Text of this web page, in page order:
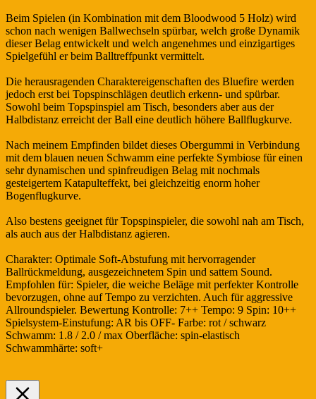
Beim Spielen (in Kombination mit dem Bloodwood 5 Holz) wird
schon nach wenigen Ballwechseln spürbar, welch große Dynamik
dieser Belag entwickelt und welch angenehmes und einzigartiges
Spielgefühl er beim Balltreffpunkt vermittelt.
Die herausragenden Charaktereigenschaften des Bluefire werden
jedoch erst bei Topspinschlägen deutlich erkenn- und spürbar.
Sowohl beim Topspinspiel am Tisch, besonders aber aus der
Halbdistanz erreicht der Ball eine deutlich höhere Ballflugkurve.
Nach meinem Empfinden bildet dieses Obergummi in Verbindung
mit dem blauen neuen Schwamm eine perfekte Symbiose für einen
sehr dynamischen und spinfreudigen Belag mit nochmals
gesteigertem Katapulteffekt, bei gleichzeitig enorm hoher
Bogenflugkurve.
Also bestens geeignet für Topspinspieler, die sowohl nah am Tisch,
als auch aus der Halbdistanz agieren.
Charakter: Optimale Soft-Abstufung mit hervorragender
Ballrückmeldung, ausgezeichnetem Spin und sattem Sound.
Empfohlen für: Spieler, die weiche Beläge mit perfekter Kontrolle
bevorzugen, ohne auf Tempo zu verzichten. Auch für aggressive
Allroundspieler. Bewertung Kontrolle: 7++ Tempo: 9 Spin: 10++
Spielsystem-Einstufung: AR bis OFF- Farbe: rot / schwarz
Schwamm: 1.8 / 2.0 / max Oberfläche: spin-elastisch
Schwammhärte: soft+